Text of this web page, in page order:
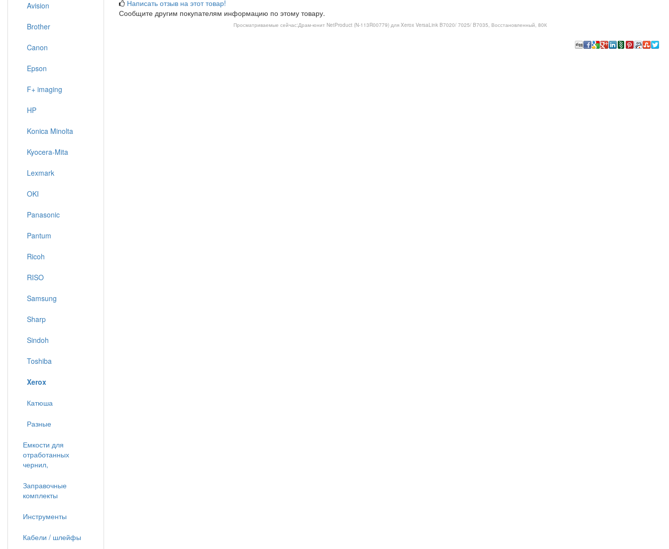
Написать отзыв на этот товар!
Сообщите другим покупателям информацию по этому товару.
Просматриваемые сейчас:Драм-юнит NetProduct (N-113R00779) для Xerox VersaLink B7020/ 7025/ B7035, Восстановленный, 80К
Avision
Brother
Canon
Epson
F+ imaging
HP
Konica Minolta
Kyocera-Mita
Lexmark
OKI
Panasonic
Pantum
Ricoh
RISO
Samsung
Sharp
Sindoh
Toshiba
Xerox
Катюша
Разные
Емкости для
отработанных
чернил,
Заправочные
комплекты
Инструменты
Кабели / шлейфы